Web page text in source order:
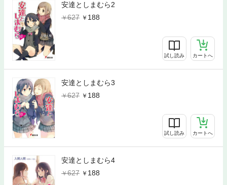
安達としまむら2
627
188
試し読み カートへ
安達としまむら3
627
188
試し読み カートへ
安達としまむら4
627
188